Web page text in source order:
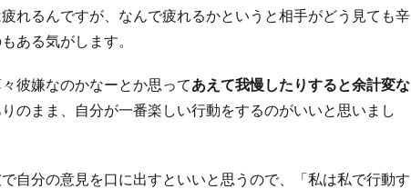
れるんですが、なんで疲れるかというと相手がどう見ても辛
ある気がします。
彼嫌なのかなーとか思ってあえて我慢したりすると余計変な
のまま、自分が一番楽しい行動をするのがいいと思いまし
自分の意見を口に出すといいと思うので、「私は私で行動す